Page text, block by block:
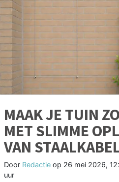
MAAK JE TUIN
MET SLIMME
VAN
Door Redactie op 26 mei 2026,
uur